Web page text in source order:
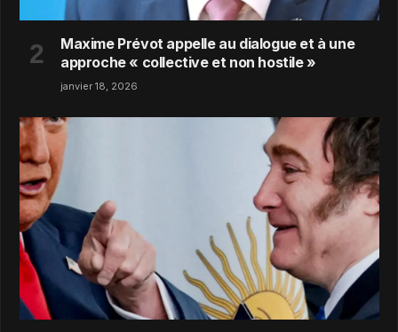
Maxime Prévot appelle au dialogue et à une
approche « collective et non hostile »
janvier 18, 2026